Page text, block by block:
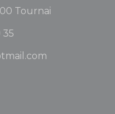
Tournai
35
((ouvre une